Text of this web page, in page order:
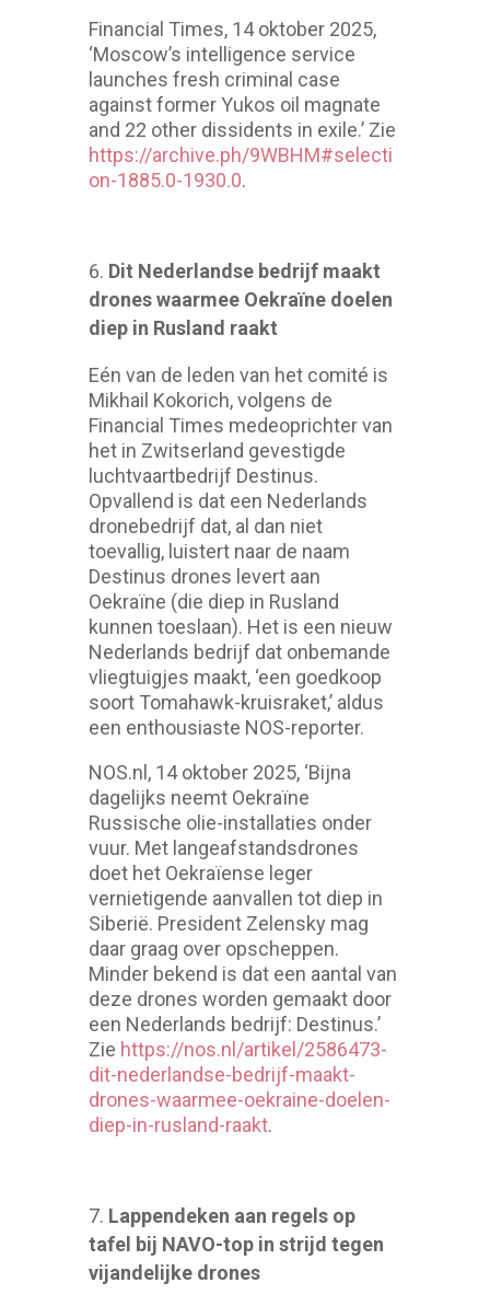
Financial Times, 14 oktober 2025,
‘Moscow’s intelligence service
launches fresh criminal case
against former Yukos oil magnate
and 22 other dissidents in exile.’ Zie
https://archive.ph/9WBHM#selecti
on-1885.0-1930.0.
Dit Nederlandse bedrijf maakt
drones waarmee Oekraïne doelen
diep in Rusland raakt
Eén van de leden van het comité is
Mikhail Kokorich, volgens de
Financial Times medeoprichter van
het in Zwitserland gevestigde
luchtvaartbedrijf Destinus.
Opvallend is dat een Nederlands
dronebedrijf dat, al dan niet
toevallig, luistert naar de naam
Destinus drones levert aan
Oekraïne (die diep in Rusland
kunnen toeslaan). Het is een nieuw
Nederlands bedrijf dat onbemande
vliegtuigjes maakt, ‘een goedkoop
soort Tomahawk-kruisraket,’ aldus
een enthousiaste NOS-reporter.
NOS.nl, 14 oktober 2025, ‘Bijna
dagelijks neemt Oekraïne
Russische olie-installaties onder
vuur. Met langeafstandsdrones
doet het Oekraïense leger
vernietigende aanvallen tot diep in
Siberië. President Zelensky mag
daar graag over opscheppen.
Minder bekend is dat een aantal van
deze drones worden gemaakt door
een Nederlands bedrijf: Destinus.’
Zie https://nos.nl/artikel/2586473-
dit-nederlandse-bedrijf-maakt-
drones-waarmee-oekraine-doelen-
diep-in-rusland-raakt.
Lappendeken aan regels op
tafel bij NAVO-top in strijd tegen
vijandelijke drones